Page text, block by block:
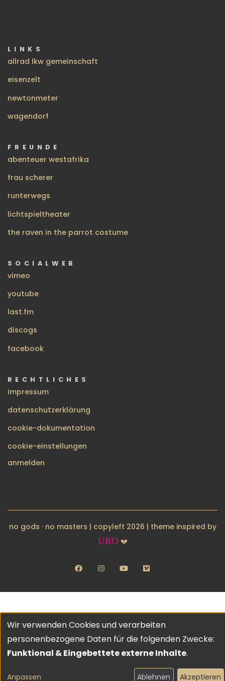
LINKS
allrad lkw gemeinschaft
eisenzelt
newtonmeter
wagendorf
FREUNDE
abenteuer westafrika
frau scherer
runterwegs
lichtspieltheater
the raven in the parrot costume
SOCIALWEB
vimeo
youtube
last.fm
discogs
facebook
RECHTLICHES
impressum
datenschutzerklärung
cookie-dokumentation
cookie-einstellungen
BENUTZERMENÜ
anmelden
no gods · no masters | copyleft 2026 | theme inspired by
URO 💔
facebookinstagramyoutubevimeo
Verwendung
von
Wir verwenden Cookies und verarbeiten
personenbezogene Daten für die folgenden Zwecke:
Funktional & Eingebettete externe Inhalte.
Anpassen Ablehnen Akzeptieren